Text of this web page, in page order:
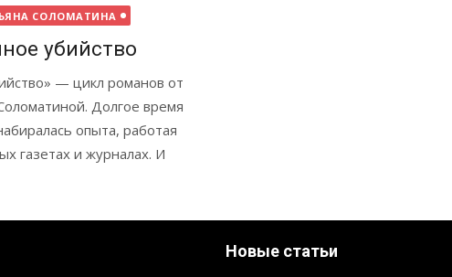
СОЛОМАТИНА
убийство
— цикл романов от
Долгое время
опыта, работая
газетах и журналах. И
Новые статьи